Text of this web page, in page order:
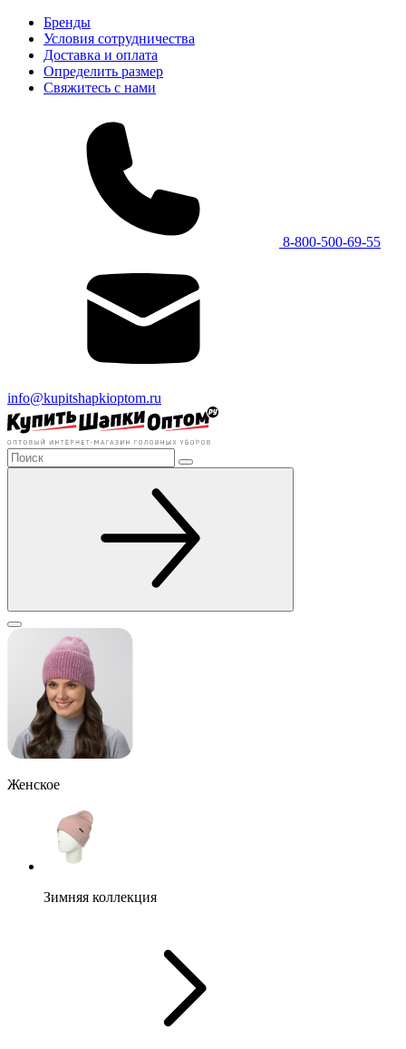
Бренды
Условия сотрудничества
Доставка и оплата
Определить размер
Свяжитесь с нами
8-800-500-69-55
info@kupitshapkioptom.ru
Женское
Зимняя коллекция